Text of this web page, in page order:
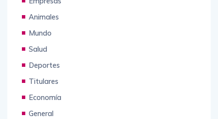
Animales
Mundo
Salud
Deportes
Titulares
Economía
General